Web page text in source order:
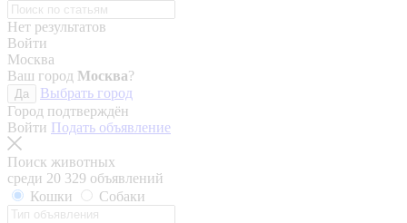
Нет результатов
Войти
Москва
Ваш город Москва?
Да
Выбрать город
Город подтверждён
Войти Подать объявление
Поиск животных
среди 20 329 объявлений
Кошки
Собаки